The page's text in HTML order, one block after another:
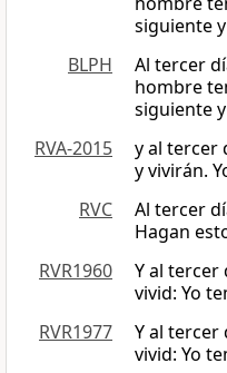
siguiente
BLPH
Al tercer
hombre
siguiente
RVA-2015
y al tercer
y vivirán.
RVC
Al tercer
Hagan
RVR1960
Y al tercer
vivid: Yo
RVR1977
Y al tercer
vivid: Yo